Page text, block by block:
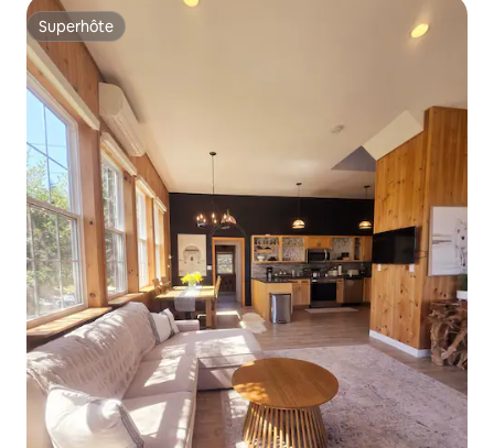
Superhôte
Superhôte